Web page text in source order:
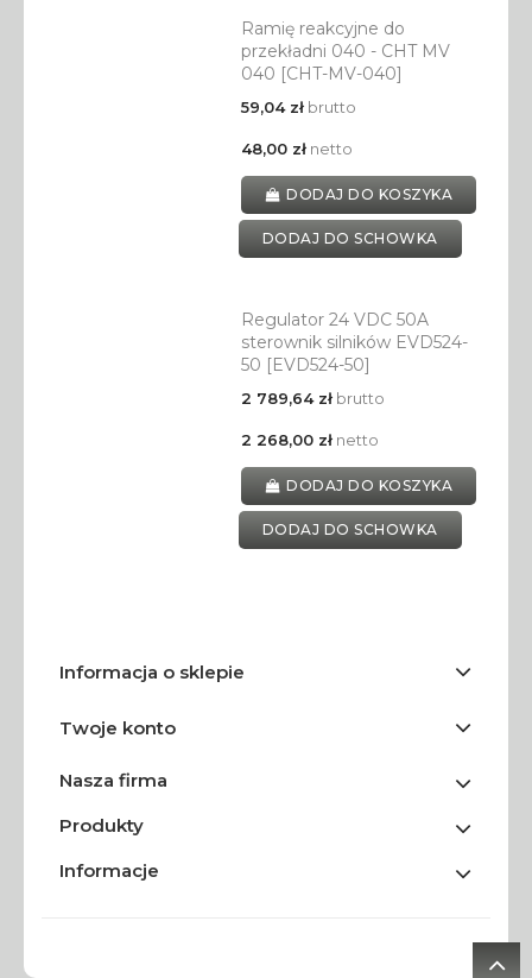
Ramię reakcyjne do
przekładni 040 - CHT MV
040 [CHT-MV-040]
59,04 złbrutto
48,00 złnetto
DODAJ DO KOSZYKA
DODAJ DO SCHOWKA
Regulator 24 VDC 50A
sterownik silników EVD524-
50 [EVD524-50]
2 789,64 złbrutto
2 268,00 złnetto
DODAJ DO KOSZYKA
DODAJ DO SCHOWKA
Informacja o sklepie
Twoje konto
Nasza firma
Produkty
Informacje